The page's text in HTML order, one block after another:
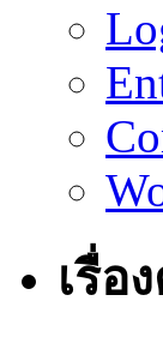
เรื่อ